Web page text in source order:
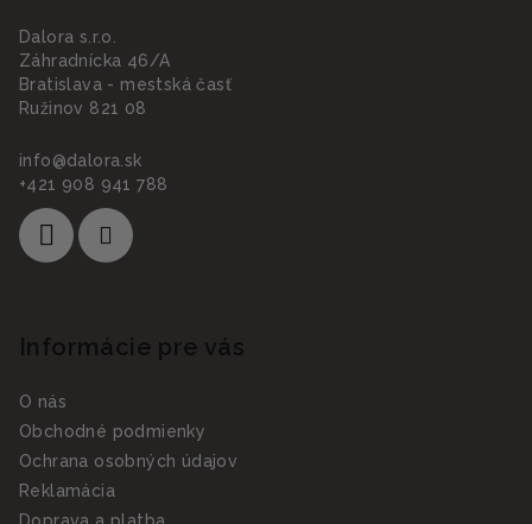
Dalora s.r.o.
Záhradnícka 46/A
Bratislava - mestská časť
Ružinov 821 08
info@dalora.sk
+421 908 941 788
Informácie pre vás
O nás
Obchodné podmienky
Ochrana osobných údajov
Reklamácia
Doprava a platba